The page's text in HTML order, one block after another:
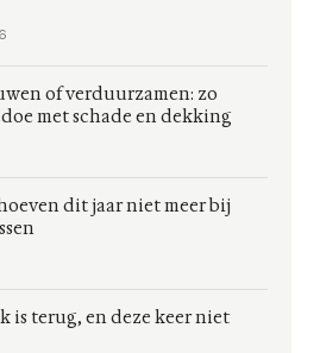
of verduurzamen: zo
met schade en dekking
dit jaar niet meer bij
is terug, en deze keer niet